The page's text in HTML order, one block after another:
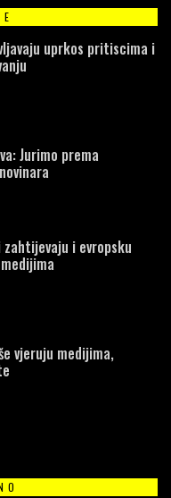
uprkos pritiscima i
Jurimo prema
i evropsku
vjeruju medijima,